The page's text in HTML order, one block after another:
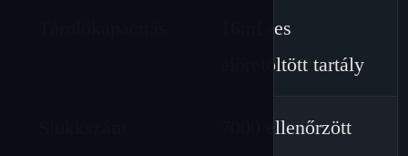
16mL-es
előretöltött tartály
7000 ellenőrzött